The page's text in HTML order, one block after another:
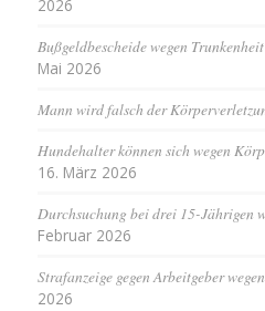
2026
Bußgeldbescheide wegen
Mai 2026
Mann wird falsch der
Hundehalter können sich wegen
16. März 2026
Durchsuchung bei drei 15-Jährigen
Februar 2026
Strafanzeige gegen Arbeitgeber
2026